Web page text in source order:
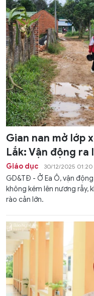
Gian nan mở lớp
Lắk: Vận động ra
Giáo dục 30/12/2025 01:20
GD&TĐ - Ở Ea Ô, vận
không kém lên nương rẫy,
rào cản lớn.